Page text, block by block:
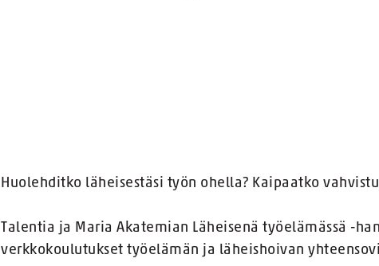
Huolehditko läheisestäsi työn ohella? Kaipaatko
Talentia ja Maria Akatemian Läheisenä työelämässä -
verkkokoulutukset työelämän ja läheishoivan